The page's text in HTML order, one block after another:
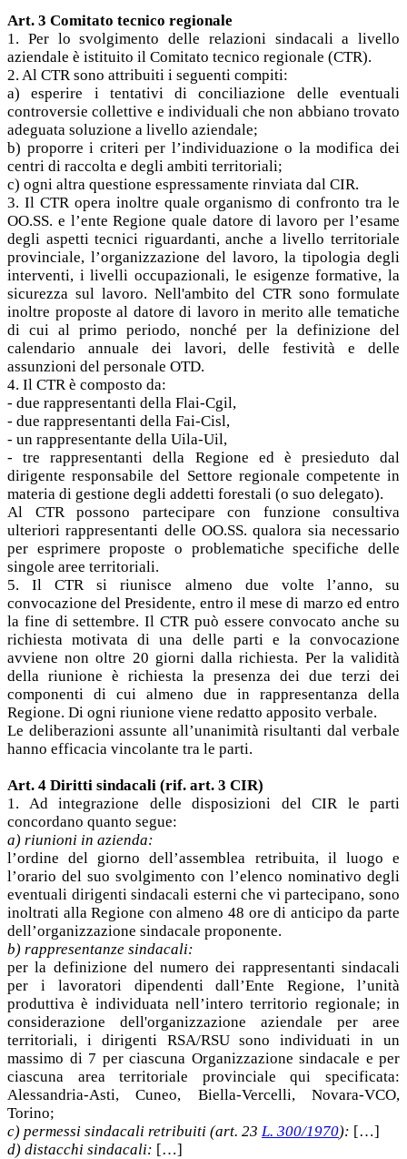
Art. 3 Comitato tecnico regionale
1. Per lo svolgimento delle relazioni sindacali a livello
aziendale è istituito il Comitato tecnico regionale (CTR).
2. Al CTR sono attribuiti i seguenti compiti:
a) esperire i tentativi di conciliazione delle eventuali
controversie collettive e individuali che non abbiano trovato
adeguata soluzione a livello aziendale;
b) proporre i criteri per l’individuazione o la modifica dei
centri di raccolta e degli ambiti territoriali;
c) ogni altra questione espressamente rinviata dal CIR.
3. Il CTR opera inoltre quale organismo di confronto tra le
OO.SS. e l’ente Regione quale datore di lavoro per l’esame
degli aspetti tecnici riguardanti, anche a livello territoriale
provinciale, l’organizzazione del lavoro, la tipologia degli
interventi, i livelli occupazionali, le esigenze formative, la
sicurezza sul lavoro. Nell'ambito del CTR sono formulate
inoltre proposte al datore di lavoro in merito alle tematiche
di cui al primo periodo, nonché per la definizione del
calendario annuale dei lavori, delle festività e delle
assunzioni del personale OTD.
4. Il CTR è composto da:
- due rappresentanti della Flai-Cgil,
- due rappresentanti della Fai-Cisl,
- un rappresentante della Uila-Uil,
- tre rappresentanti della Regione ed è presieduto dal
dirigente responsabile del Settore regionale competente in
materia di gestione degli addetti forestali (o suo delegato).
Al CTR possono partecipare con funzione consultiva
ulteriori rappresentanti delle OO.SS. qualora sia necessario
per esprimere proposte o problematiche specifiche delle
singole aree territoriali.
5. Il CTR si riunisce almeno due volte l’anno, su
convocazione del Presidente, entro il mese di marzo ed entro
la fine di settembre. Il CTR può essere convocato anche su
richiesta motivata di una delle parti e la convocazione
avviene non oltre 20 giorni dalla richiesta. Per la validità
della riunione è richiesta la presenza dei due terzi dei
componenti di cui almeno due in rappresentanza della
Regione. Di ogni riunione viene redatto apposito verbale.
Le deliberazioni assunte all’unanimità risultanti dal verbale
hanno efficacia vincolante tra le parti.
Art. 4 Diritti sindacali (rif. art. 3 CIR)
1. Ad integrazione delle disposizioni del CIR le parti
concordano quanto segue:
a) riunioni in azienda:
l’ordine del giorno dell’assemblea retribuita, il luogo e
l’orario del suo svolgimento con l’elenco nominativo degli
eventuali dirigenti sindacali esterni che vi partecipano, sono
inoltrati alla Regione con almeno 48 ore di anticipo da parte
dell’organizzazione sindacale proponente.
b) rappresentanze sindacali:
per la definizione del numero dei rappresentanti sindacali
per i lavoratori dipendenti dall’Ente Regione, l’unità
produttiva è individuata nell’intero territorio regionale; in
considerazione dell'organizzazione aziendale per aree
territoriali, i dirigenti RSA/RSU sono individuati in un
massimo di 7 per ciascuna Organizzazione sindacale e per
ciascuna area territoriale provinciale qui specificata:
Alessandria-Asti, Cuneo, Biella-Vercelli, Novara-VCO,
Torino;
c) permessi sindacali retribuiti (art. 23 L. 300/1970): […]
d) distacchi sindacali: […]